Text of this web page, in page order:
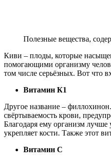
Полезные вещества,
Киви – плоды, которые
помогающими организму
том числе серьёзных. Вот что
Витамин К1
Другое название –
свёртываемость крови,
Благодаря ему организм лучше
укрепляет кости. Также этот
Витамин С